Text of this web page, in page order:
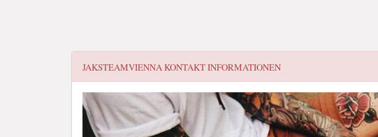
JAKSTEAMVIENNAKONTAKT INFORMATIONEN